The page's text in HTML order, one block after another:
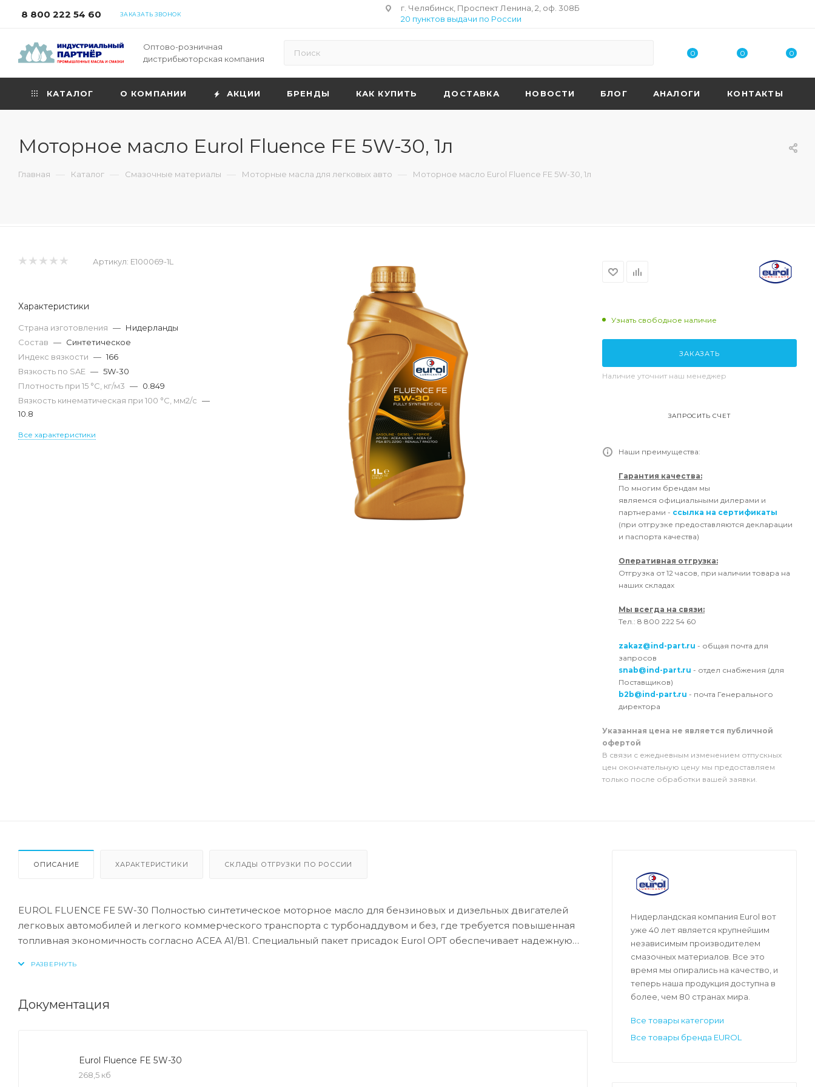
8 800 222 54 60 ЗАКАЗАТЬ ЗВОНОК
г. Челябинск, Проспект Ленина, 2, оф. 308Б
20 пунктов выдачи по России
Оптово-розничная
дистрибьюторская компания
0 0 0
КАТАЛОГ О КОМПАНИИ АКЦИИ БРЕНДЫ КАК КУПИТЬ ДОСТАВКА НОВОСТИ БЛОГ АНАЛОГИ КОНТАКТЫ
Моторное масло Eurol Fluence FE 5W-30, 1л
Главная — Каталог — Смазочные материалы — Моторные масла для легковых авто — Моторное масло Eurol Fluence FE 5W-30, 1л
Артикул: E100069-1L
Характеристики
Страна изготовления — Нидерланды
Состав — Синтетическое
Индекс вязкости — 166
Вязкость по SAE — 5W-30
Плотность при 15 °С, кг/м3 — 0.849
Вязкость кинематическая при 100 °С, мм2/с —
10.8
Все характеристики
Узнать свободное наличие
ЗАКАЗАТЬ
Наличие уточнит наш менеджер
ЗАПРОСИТЬ СЧЕТ
Наши преимущества:
Гарантия качества:
По многим брендам мы
являемся официальными дилерами и
партнерами - ссылка на сертификаты
(при отгрузке предоставляются декларации
и паспорта качества)
Оперативная отгрузка:
Отгрузка от 12 часов, при наличии товара на
наших складах
Мы всегда на связи:
Тел.: 8 800 222 54 60
zakaz@ind-part.ru - общая почта для
запросов
snab@ind-part.ru - отдел снабжения (для
Поставщиков)
b2b@ind-part.ru - почта Генерального
директора
Указанная цена не является публичной
офертой
В связи с ежедневным изменением отпускных
цен окончательную цену мы предоставляем
только после обработки вашей заявки.
ОПИСАНИЕ ХАРАКТЕРИСТИКИ СКЛАДЫ ОТГРУЗКИ ПО РОССИИ
EUROL FLUENCE FE 5W-30 Полностью синтетическое моторное масло для бензиновых и дизельных двигателей
легковых автомобилей и легкого коммерческого транспорта с турбонаддувом и без, где требуется повышенная
топливная экономичность согласно ACEA A1/B1. Специальный пакет присадок Eurol OPT обеспечивает надежную
окисления, специальные присадки сохраняют двигатель в чистоте и предотвращают образование отложений и
СПЕЦИФИКАЦИИ:
Документация
Eurol Fluence FE 5W-30
268,5 кб
Нидерландская компания Eurol вот
уже 40 лет является крупнейшим
независимым производителем
смазочных материалов. Все это
время мы опирались на качество, и
теперь наша продукция доступна в
более, чем 80 странах мира.
Все товары категории
Все товары бренда EUROL